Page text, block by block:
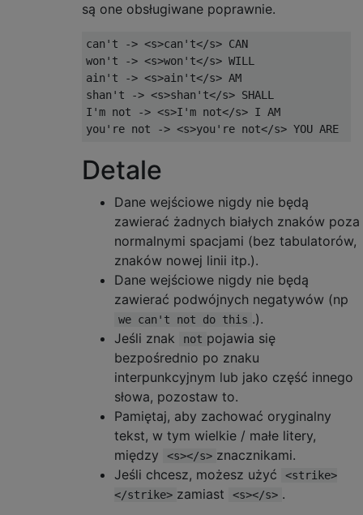
są one obsługiwane poprawnie.
can't -> <s>can't</s> CAN
won't -> <s>won't</s> WILL
ain't -> <s>ain't</s> AM
shan't -> <s>shan't</s> SHALL
I'm not -> <s>I'm not</s> I AM
Detale
Dane wejściowe nigdy nie będą
zawierać żadnych białych znaków poza
normalnymi spacjami (bez tabulatorów,
znaków nowej linii itp.).
Dane wejściowe nigdy nie będą
zawierać podwójnych negatywów (np
we can't not do this .).
Jeśli znak
not pojawia się
bezpośrednio po znaku
interpunkcyjnym lub jako część innego
słowa, pozostaw to.
Pamiętaj, aby zachować oryginalny
tekst, w tym wielkie / małe litery,
między
<s></s> znacznikami.
Jeśli chcesz, możesz użyć
<strike>
</strike> zamiast <s></s> .